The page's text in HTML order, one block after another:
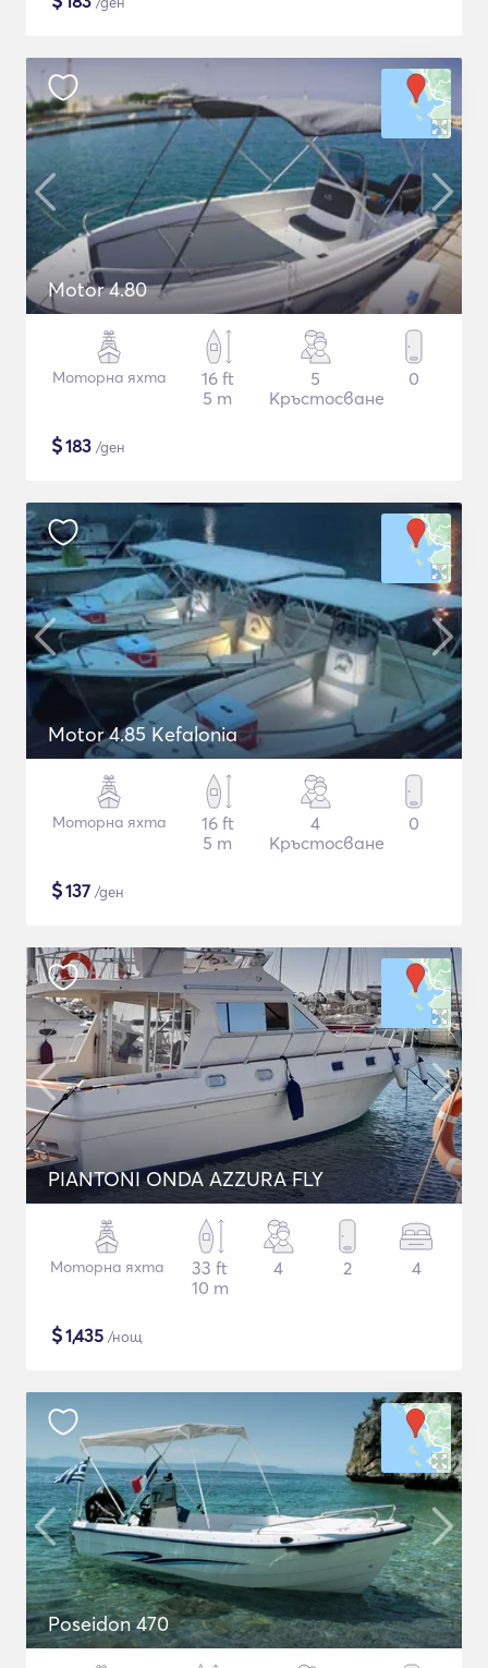
Motor 4.80
Моторна яхта
16 ft
5 m
5
Кръстосване
0
$183 /ден
Motor 4.85 Kefalonia
Моторна яхта
16 ft
5 m
4
Кръстосване
0
$137 /ден
PIANTONI ONDA AZZURA FLY
Моторна яхта
33 ft
10 m
4 2 4
$1,435 /нощ
Poseidon 470